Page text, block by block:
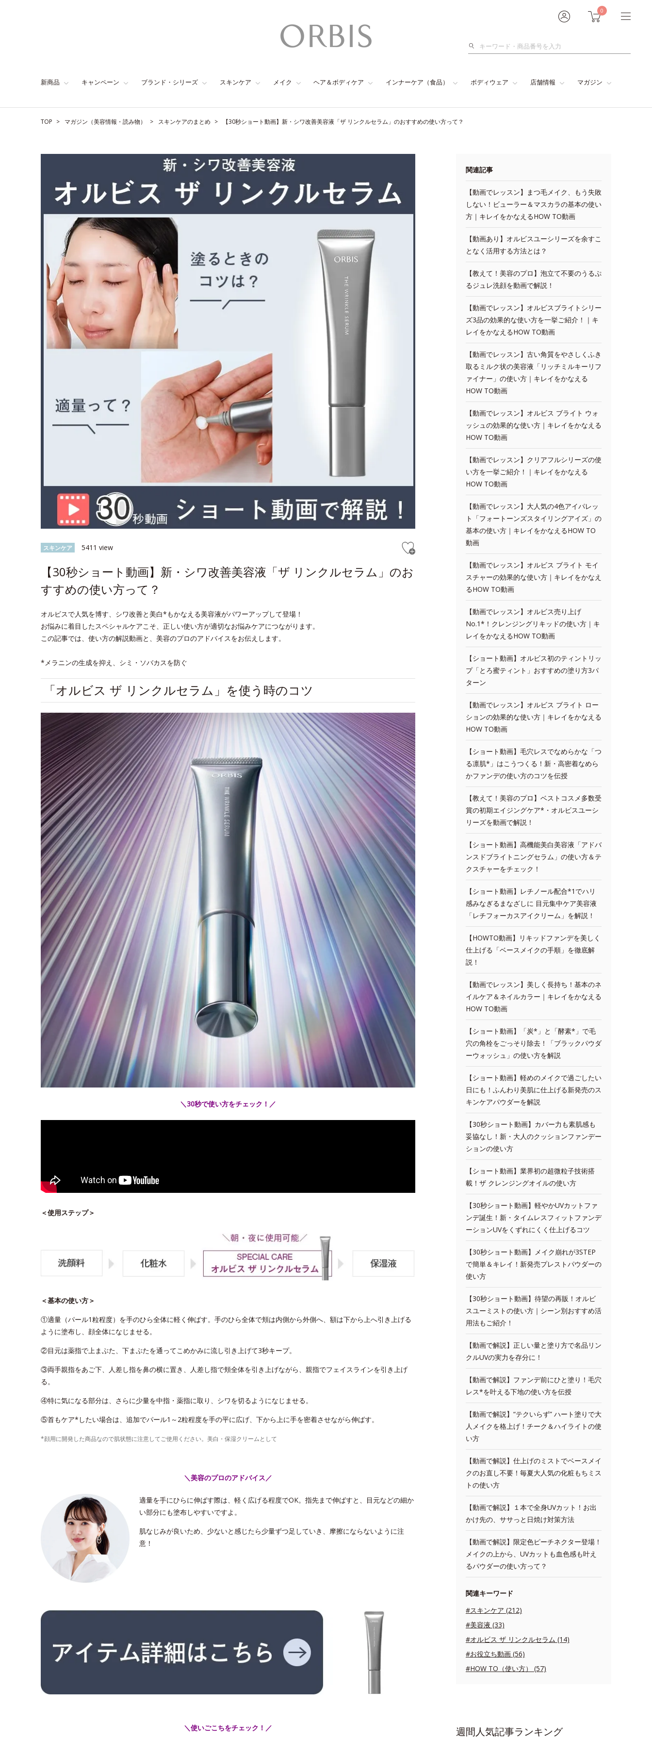
0
検
新商品 キャンペーン ブランド・シリーズ スキンケア メイク ヘア＆ボディケア インナーケア（食品） ボディウェア 店舗情報 マガジン
TOP マガジン（美容情報・読み物） スキンケアのまとめ 【30秒ショート動画】新・シワ改善美容液「ザ リンクルセラム」のおすすめの使い方って？
スキンケア 5411 view
【30秒ショート動画】新・シワ改善美容液「ザ リンクルセラム」のお
すすめの使い方って？
オルビスで人気を博す、シワ改善と美白*もかなえる美容液がパワーアップして登場！
お悩みに着目したスペシャルケアこそ、正しい使い方が適切なお悩みケアにつながります。
この記事では、使い方の解説動画と、美容のプロのアドバイスをお伝えします。
*メラニンの生成を抑え、シミ・ソバカスを防ぐ
「オルビス ザ リンクルセラム」を使う時のコツ
＼30秒で使い方をチェック！／
＜使用ステップ＞
＜基本の使い方＞
①適量（パール1粒程度）を手のひら全体に軽く伸ばす。手のひら全体で頬は内側から外側へ、額は下から上へ引き上げる
ように塗布し、顔全体になじませる。
②目元は薬指で上まぶた、下まぶたを通ってこめかみに流し引き上げて3秒キープ。
③両手親指をあご下、人差し指を鼻の横に置き、人差し指で頬全体を引き上げながら、親指でフェイスラインを引き上げ
る。
④特に気になる部分は、さらに少量を中指・薬指に取り、シワを切るようになじませる。
⑤首もケア*したい場合は、追加でパール1～2粒程度を手の平に広げ、下から上に手を密着させながら伸ばす。
*顔用に開発した商品なので肌状態に注意してご使用ください。美白・保湿クリームとして
＼美容のプロのアドバイス／
適量を手にひらに伸ばす際は、軽く広げる程度でOK。指先まで伸ばすと、目元などの細か
い部分にも塗布しやすいですよ。
肌なじみが良いため、少ないと感じたら少量ずつ足していき、摩擦にならないように注
意！
＼使いごこちをチェック！／
関連記事
【動画でレッスン】まつ毛メイク、もう失敗
しない！ビューラー＆マスカラの基本の使い
方｜キレイをかなえるHOW TO動画
【動画あり】オルビスユーシリーズを余すこ
となく活用する方法とは？
【教えて！美容のプロ】泡立て不要のうるぷ
るジュレ洗顔を動画で解説！
【動画でレッスン】オルビスブライトシリー
ズ3品の効果的な使い方を一挙ご紹介！｜キ
レイをかなえるHOW TO動画
【動画でレッスン】古い角質をやさしくふき
取るミルク状の美容液「リッチミルキーリフ
ァイナー」の使い方｜キレイをかなえる
HOW TO動画
【動画でレッスン】オルビス ブライト ウォ
ッシュの効果的な使い方｜キレイをかなえる
HOW TO動画
【動画でレッスン】クリアフルシリーズの使
い方を一挙ご紹介！｜キレイをかなえる
HOW TO動画
【動画でレッスン】大人気の4色アイパレッ
ト「フォートーンズスタイリングアイズ」の
基本の使い方｜キレイをかなえるHOW TO
動画
【動画でレッスン】オルビス ブライト モイ
スチャーの効果的な使い方｜キレイをかなえ
るHOW TO動画
【動画でレッスン】オルビス売り上げ
No.1*！クレンジングリキッドの使い方｜キ
レイをかなえるHOW TO動画
【ショート動画】オルビス初のティントリッ
プ「とろ蜜ティント」おすすめの塗り方3パ
ターン
【動画でレッスン】オルビス ブライト ロー
ションの効果的な使い方｜キレイをかなえる
HOW TO動画
【ショート動画】毛穴レスでなめらかな「つ
る凛肌*」はこうつくる！新・高密着なめら
かファンデの使い方のコツを伝授
【教えて！美容のプロ】ベストコスメ多数受
賞の初期エイジングケア*・オルビスユーシ
リーズを動画で解説！
【ショート動画】高機能美白美容液「アドバ
ンスドブライトニングセラム」の使い方＆テ
クスチャーをチェック！
【ショート動画】レチノール配合*1でハリ
感みなぎるまなざしに 目元集中ケア美容液
「レチフォーカスアイクリーム」を解説！
【HOWTO動画】リキッドファンデを美しく
仕上げる「ベースメイクの手順」を徹底解
説！
【動画でレッスン】美しく長持ち！基本のネ
イルケア＆ネイルカラー｜キレイをかなえる
HOW TO動画
【ショート動画】「炭*」と「酵素*」で毛
穴の角栓をごっそり除去！「ブラックパウダ
ーウォッシュ」の使い方を解説
【ショート動画】軽めのメイクで過ごしたい
日にも！ふんわり美肌に仕上げる新発売のス
キンケアパウダーを解説
【30秒ショート動画】カバー力も素肌感も
妥協なし！新・大人のクッションファンデー
ションの使い方
【ショート動画】業界初の超微粒子技術搭
載！ザ クレンジングオイルの使い方
【30秒ショート動画】軽やかUVカットファ
ンデ誕生！新・タイムレスフィットファンデ
ーションUVをくずれにくく仕上げるコツ
【30秒ショート動画】メイク崩れが3STEP
で簡単＆キレイ！新発売プレストパウダーの
使い方
【30秒ショート動画】待望の再販！オルビ
スユーミストの使い方｜シーン別おすすめ活
用法もご紹介！
【動画で解説】正しい量と塗り方で名品リン
クルUVの実力を存分に！
【動画で解説】ファンデ前にひと塗り！毛穴
レス*を叶える下地の使い方を伝授
【動画で解説】“テクいらず” ハート塗りで大
人メイクを格上げ！チーク＆ハイライトの使
い方
【動画で解説】仕上げのミストでベースメイ
クのお直し不要！毎夏大人気の化粧もちミス
トの使い方
【動画で解説】１本で全身UVカット！お出
かけ先の、ササっと日焼け対策方法
【動画で解説】限定色ピーチネクター登場！
メイクの上から、UVカットも血色感も叶え
るパウダーの使い方って？
関連キーワード
#スキンケア (212)
#美容液 (33)
#オルビス ザ リンクルセラム (14)
#お役立ち動画 (56)
#HOW TO（使い方） (57)
週間人気記事ランキング